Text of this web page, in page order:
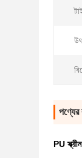
পণ্যের
PU